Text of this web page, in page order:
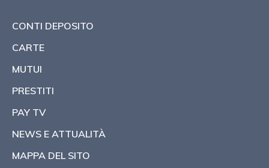
CONTI DEPOSITO
CARTE
MUTUI
PRESTITI
PAY TV
NEWS E ATTUALITÀ
MAPPA DEL SITO